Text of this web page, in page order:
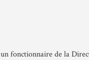
fonctionnaire de la